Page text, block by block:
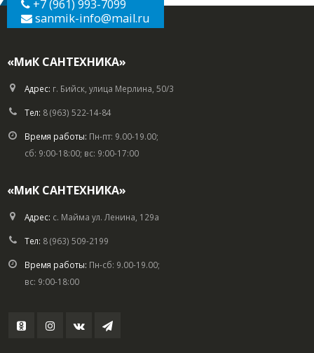
+7 (961) 993-7099
sanmik-info@mail.ru
«МиК САНТЕХНИКА»
Адрес: г. Бийск, улица Мерлина, 50/3
Тел: 8 (963) 522-14-84
Время работы: Пн-пт: 9.00-19.00;
сб: 9:00-18:00; вс: 9:00-17:00
«МиК САНТЕХНИКА»
Адрес: с. Майма ул. Ленина, 129а
Тел: 8 (963) 509-2199
Время работы: Пн-сб: 9.00-19.00;
вс: 9:00-18:00